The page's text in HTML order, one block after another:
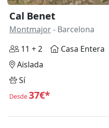
Cal Benet
Montmajor- Barcelona
11 + 2
Casa Entera
Aislada
Sí
Desde37€*